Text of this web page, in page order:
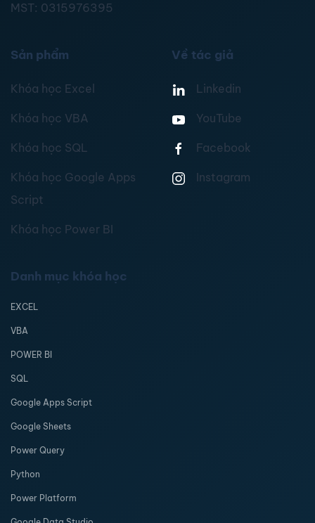
MST: 0315976395
Sản phẩm
Khóa học Excel
Khóa học VBA
Khóa học SQL
Khóa học Google Apps
Script
Khóa học Power BI
Về tác giả
Linkedin
YouTube
Facebook
Instagram
Danh mục khóa học
EXCEL
VBA
POWER BI
SQL
Google Apps Script
Google Sheets
Power Query
Python
Power Platform